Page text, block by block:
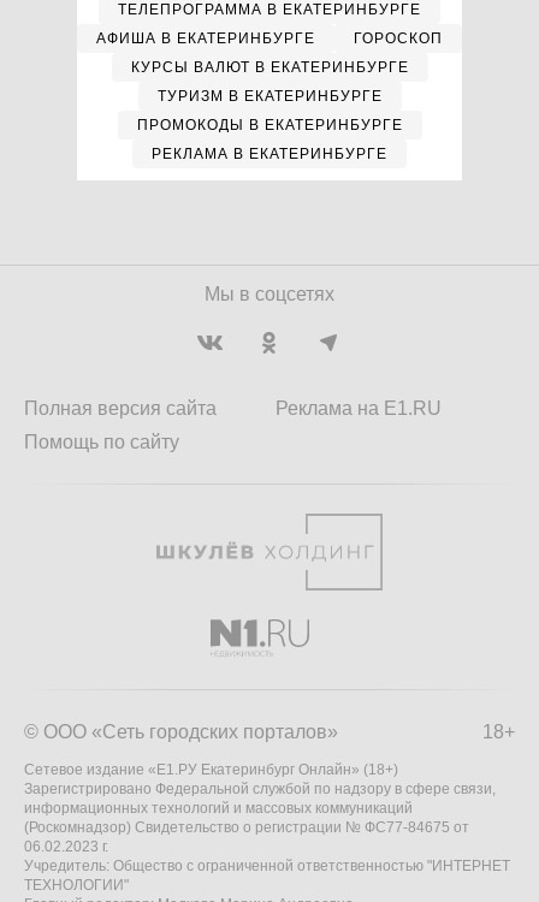
ТЕЛЕПРОГРАММА В ЕКАТЕРИНБУРГЕ
АФИША В ЕКАТЕРИНБУРГЕ
ГОРОСКОП
КУРСЫ ВАЛЮТ В ЕКАТЕРИНБУРГЕ
ТУРИЗМ В ЕКАТЕРИНБУРГЕ
ПРОМОКОДЫ В ЕКАТЕРИНБУРГЕ
РЕКЛАМА В ЕКАТЕРИНБУРГЕ
Мы в соцсетях
Полная версия сайта
Помощь по сайту
Реклама на E1.RU
18+
© ООО «Сеть городских порталов»
Сетевое издание «Е1.РУ Екатеринбург Онлайн» (18+)
Зарегистрировано Федеральной службой по надзору в сфере связи,
информационных технологий и массовых коммуникаций
(Роскомнадзор) Свидетельство о регистрации № ФС77-84675 от
06.02.2023 г.
Учредитель: Общество с ограниченной ответственностью "ИНТЕРНЕТ
ТЕХНОЛОГИИ"